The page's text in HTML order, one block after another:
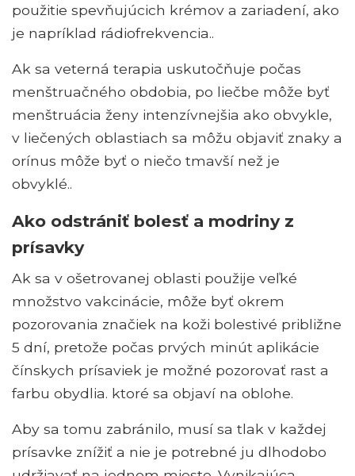
použitie spevňujúcich krémov a zariadení, ako
je napríklad rádiofrekvencia..
Ak sa veterná terapia uskutočňuje počas
menštruačného obdobia, po liečbe môže byť
menštruácia ženy intenzívnejšia ako obvykle,
v liečených oblastiach sa môžu objaviť znaky a
orínus môže byť o niečo tmavší než je
obvyklé..
Ako odstrániť bolesť a modriny z
prísavky
Ak sa v ošetrovanej oblasti použije veľké
množstvo vakcinácie, môže byť okrem
pozorovania značiek na koži bolestivé približne
5 dní, pretože počas prvých minút aplikácie
čínskych prísaviek je možné pozorovať rast a
farbu obydlia. ktoré sa objaví na oblohe.
Aby sa tomu zabránilo, musí sa tlak v každej
prísavke znížiť a nie je potrebné ju dlhodobo